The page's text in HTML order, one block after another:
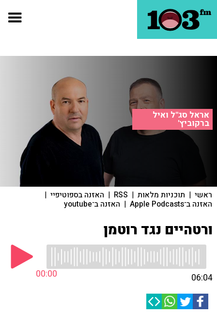
אראל סג"ל ואיל
ברקוביץ'
ראשי | תוכניות מלאות |
RSS
| האזנה בספוטיפיי |
האזנה ב־Apple Podcasts | האזנה ב־youtube
ורטהיים נגד רוטמן
00:00 06:04